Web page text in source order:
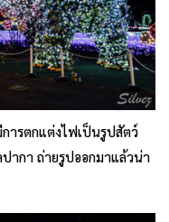
ารตกแต่งไฟเป็นรูปสัตว์
ากา ถ่ายรูปออกมาแล้วน่า